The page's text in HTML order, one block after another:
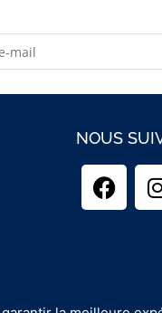
NOUS